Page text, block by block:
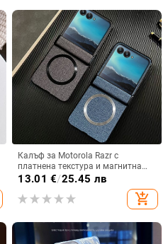
Калъф за Motorola Razr с
платнена текстура и магнитна
панта, флип
13.01 €/25.45 лв
add_shopping_cart